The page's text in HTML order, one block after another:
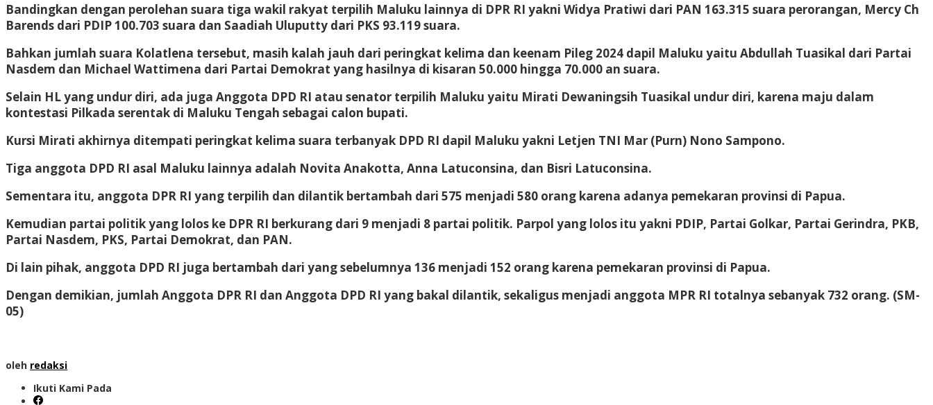
Bandingkan dengan perolehan suara tiga wakil rakyat terpilih Maluku lainnya di DPR RI yakni Widya Pratiwi dari PAN 163.315 suara perorangan, Mercy Ch
Barends dari PDIP 100.703 suara dan Saadiah Uluputty dari PKS 93.119 suara.
Bahkan jumlah suara Kolatlena tersebut, masih kalah jauh dari peringkat kelima dan keenam Pileg 2024 dapil Maluku yaitu Abdullah Tuasikal dari Partai
Nasdem dan Michael Wattimena dari Partai Demokrat yang hasilnya di kisaran 50.000 hingga 70.000 an suara.
Selain HL yang undur diri, ada juga Anggota DPD RI atau senator terpilih Maluku yaitu Mirati Dewaningsih Tuasikal undur diri, karena maju dalam
kontestasi Pilkada serentak di Maluku Tengah sebagai calon bupati.
Kursi Mirati akhirnya ditempati peringkat kelima suara terbanyak DPD RI dapil Maluku yakni Letjen TNI Mar (Purn) Nono Sampono.
Tiga anggota DPD RI asal Maluku lainnya adalah Novita Anakotta, Anna Latuconsina, dan Bisri Latuconsina.
Sementara itu, anggota DPR RI yang terpilih dan dilantik bertambah dari 575 menjadi 580 orang karena adanya pemekaran provinsi di Papua.
Kemudian partai politik yang lolos ke DPR RI berkurang dari 9 menjadi 8 partai politik. Parpol yang lolos itu yakni PDIP, Partai Golkar, Partai Gerindra, PKB,
Partai Nasdem, PKS, Partai Demokrat, dan PAN.
Di lain pihak, anggota DPD RI juga bertambah dari yang sebelumnya 136 menjadi 152 orang karena pemekaran provinsi di Papua.
Dengan demikian, jumlah Anggota DPR RI dan Anggota DPD RI yang bakal dilantik, sekaligus menjadi anggota MPR RI totalnya sebanyak 732 orang. (SM-
05)
oleh redaksi
Ikuti Kami Pada